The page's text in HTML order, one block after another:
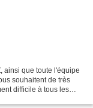
ainsi que toute l'équipe
souhaitent de très
difficile à tous les